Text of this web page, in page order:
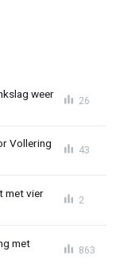
weer
26
Vollering
43
met vier
2
met
863